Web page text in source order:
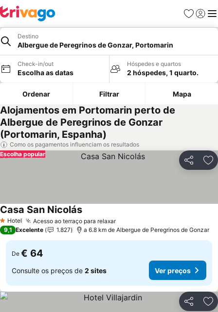
Favoritos
Iniciar
Destino
Albergue de Peregrinos de Gonzar, Portomarin
Check-in/out
Escolha as datas
Hóspedes e quartos
2 hóspedes, 1 quarto.
Ordenar Filtrar Mapa
Alojamentos em Portomarin perto de
Albergue de Peregrinos de Gonzar
(Portomarin, Espanha)
Como os pagamentos influenciam os resultados
Partilhar
Escolha popular
1 Estrelas
Hotel Acesso ao terraço para relaxarVer preços
Casa San NicolásVer preços
9,1 Excelente 1.827 a 6.8 km de Albergue de Peregrinos de Gonzar
De € 64
Consulte os preços de 2 sites Ver preços
Partilhar